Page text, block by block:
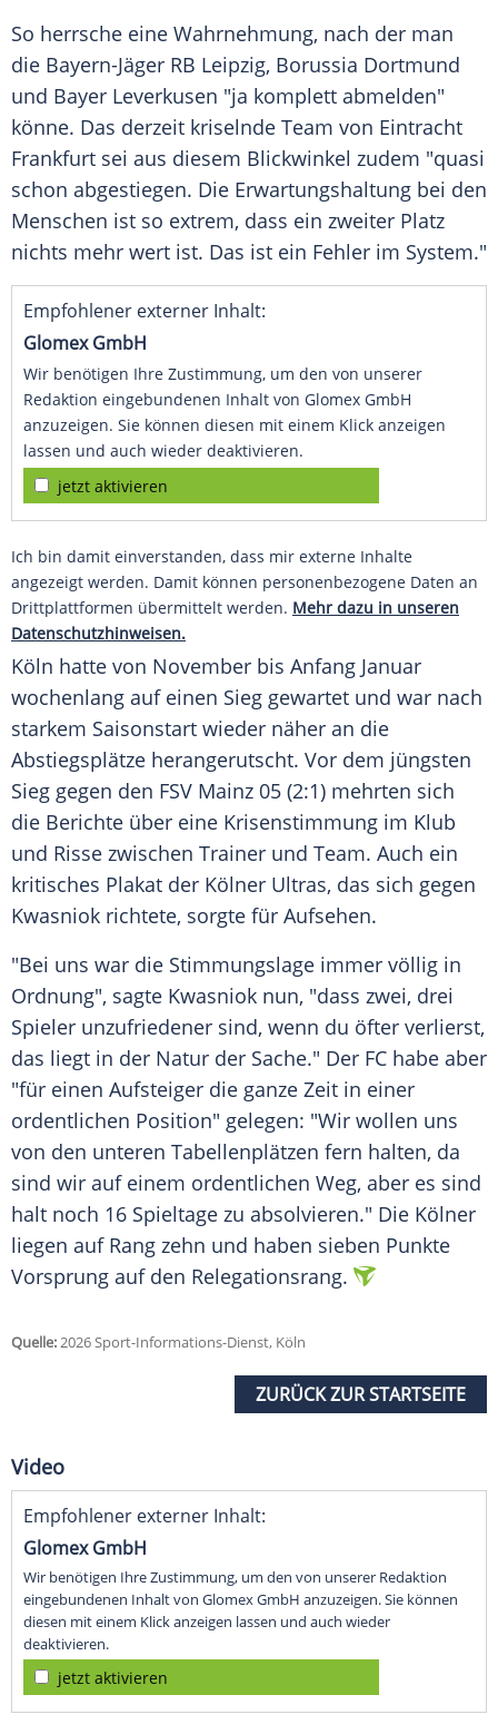
So herrsche eine Wahrnehmung, nach der man
die Bayern-Jäger RB Leipzig, Borussia Dortmund
und Bayer Leverkusen "ja komplett abmelden"
könne. Das derzeit kriselnde Team von Eintracht
Frankfurt sei aus diesem Blickwinkel zudem "quasi
schon abgestiegen. Die Erwartungshaltung bei den
Menschen ist so extrem, dass ein zweiter Platz
nichts mehr wert ist. Das ist ein Fehler im System."
Empfohlener externer Inhalt:
Glomex GmbH
Wir benötigen Ihre Zustimmung, um den von unserer
Redaktion eingebundenen Inhalt von Glomex GmbH
anzuzeigen. Sie können diesen mit einem Klick anzeigen
lassen und auch wieder deaktivieren.
jetzt aktivieren
Ich bin damit einverstanden, dass mir externe Inhalte
angezeigt werden. Damit können personenbezogene Daten an
Drittplattformen übermittelt werden. Mehr dazu in unseren
Datenschutzhinweisen.
Köln hatte von November bis Anfang Januar
wochenlang auf einen Sieg gewartet und war nach
starkem Saisonstart wieder näher an die
Abstiegsplätze herangerutscht. Vor dem jüngsten
Sieg gegen den FSV Mainz 05 (2:1) mehrten sich
die Berichte über eine Krisenstimmung im Klub
und Risse zwischen Trainer und Team. Auch ein
kritisches Plakat der Kölner Ultras, das sich gegen
Kwasniok richtete, sorgte für Aufsehen.
"Bei uns war die Stimmungslage immer völlig in
Ordnung", sagte Kwasniok nun, "dass zwei, drei
Spieler unzufriedener sind, wenn du öfter verlierst,
das liegt in der Natur der Sache." Der FC habe aber
"für einen Aufsteiger die ganze Zeit in einer
ordentlichen Position" gelegen: "Wir wollen uns
von den unteren Tabellenplätzen fern halten, da
sind wir auf einem ordentlichen Weg, aber es sind
halt noch 16 Spieltage zu absolvieren." Die Kölner
liegen auf Rang zehn und haben sieben Punkte
Vorsprung auf den Relegationsrang.
Quelle:2026 Sport-Informations-Dienst, Köln
ZURÜCK ZUR STARTSEITE
Video
Empfohlener externer Inhalt:
Glomex GmbH
Wir benötigen Ihre Zustimmung, um den von unserer Redaktion
eingebundenen Inhalt von Glomex GmbH anzuzeigen. Sie können
diesen mit einem Klick anzeigen lassen und auch wieder
deaktivieren.
jetzt aktivieren